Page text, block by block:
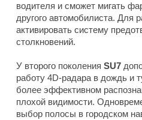
водителя и сможет мигать
другого автомобилиста. Для
активировать систему
столкновений.
У второго поколения SU7
работу 4D-радара в дождь и
более эффективном
плохой видимости.
выбор полосы в городском